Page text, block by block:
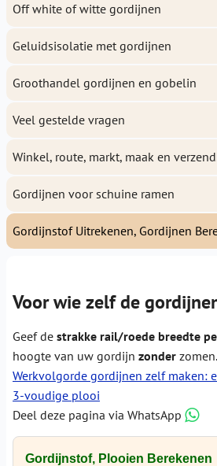
Off white of witte gordijnen
Geluidsisolatie met gordijnen
Groothandel gordijnen en gobelin
Veel gestelde vragen
Winkel, route, markt, maak en
Gordijnen voor schuine ramen
Gordijnstof Uitrekenen, Gordijnen
Voor wie zelf de
Geef de strakke rail/roede breedte
hoogte van uw gordijn zonder zomen.
Werkvolgorde gordijnen zelf maken:
3-voudige plooi
Deel deze pagina via WhatsApp
Gordijnstof, Plooien Berekenen